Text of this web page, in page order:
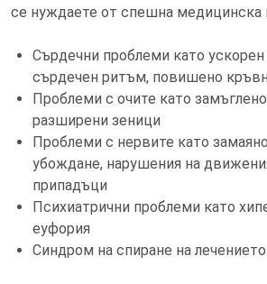
се нуждаете от спешна
Сърдечни проблеми като
сърдечен ритъм, повишено
Проблеми с очите като
разширени зеници
Проблеми с нервите като
убождане, нарушения на
припадъци
Психиатрични проблеми като
еуфория
Синдром на спиране на лечението.